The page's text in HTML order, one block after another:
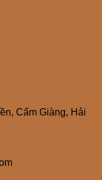
Cẩm Giàng, Hải